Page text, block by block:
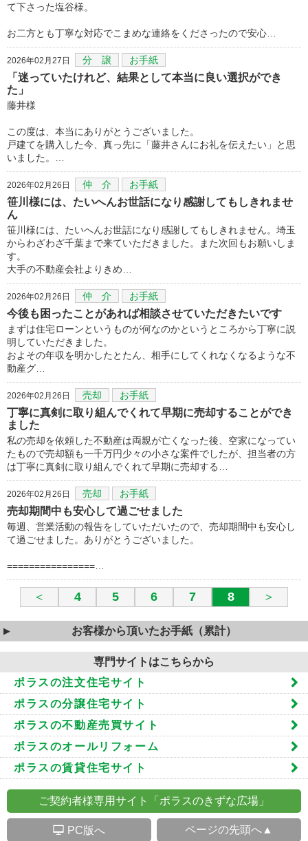
て下さった塩谷様。
お二方とも丁寧な対応でこまめな連絡をくださったので安心…
2026年02月27日 分 譲 お手紙
「迷っていたけれど、結果として本当に良い選択ができ
た」
藤井様
この度は、本当にありがとうございました。
戸建てを購入した今、真っ先に「藤井さんにお礼を伝えたい」と思
いました。…
2026年02月26日 仲 介 お手紙
笹川様には、たいへんお世話になり感謝してもしきれませ
ん
笹川様には、たいへんお世話になり感謝してもしきれません。埼玉
からわざわざ千葉まで来ていただきました。また次回もお願いしま
す。
大手の不動産会社よりきめ…
2026年02月26日 仲 介 お手紙
今後も困ったことがあれば相談させていただきたいです
まずは住宅ローンというものが何なのかというところから丁寧に説
明していただきました。
およその年収を明かしたとたん、相手にしてくれなくなるような不
動産グ…
2026年02月26日 売却 お手紙
丁寧に真剣に取り組んでくれて早期に売却することができ
ました
私の売却を依頼した不動産は両親が亡くなった後、空家になってい
たもので売却額も一千万円少々の小さな案件でしたが、担当者の方
は丁寧に真剣に取り組んでくれて早期に売却する…
2026年02月26日 売却 お手紙
売却期間中も安心して過ごせました
毎週、営業活動の報告をしていただいたので、売却期間中も安心し
て過ごせました。ありがとうございました。
================…
＜ 4 5 6 7 8 ＞
お客様から頂いたお手紙（累計）
専門サイトはこちらから
ポラスの注文住宅サイト
ポラスの分譲住宅サイト
ポラスの不動産売買サイト
ポラスのオールリフォーム
ポラスの賃貸住宅サイト
ご契約者様専用サイト「ポラスのきずな広場」
S PC版へ ページの先頭へ▲